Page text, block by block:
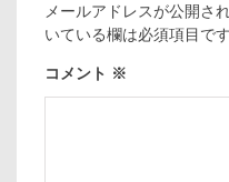
メールアドレスが公開さ
いている欄は必須項目です
コメント ※